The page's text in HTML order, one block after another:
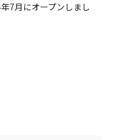
7月にオープンしまし